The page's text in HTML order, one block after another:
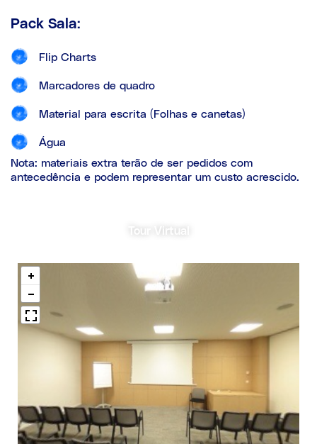
Pack Sala:
Flip Charts
Marcadores de quadro
Material para escrita (Folhas e canetas)
Água
Nota: materiais extra terão de ser pedidos com
antecedência e podem representar um custo acrescido.
Tour Virtual